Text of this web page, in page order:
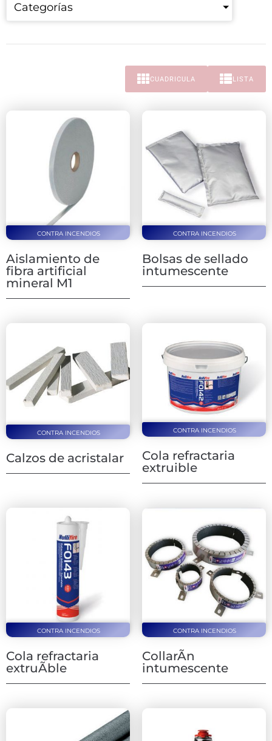
Categorías
CUADRICULA LISTA
CONTRA INCENDIOS
Aislamiento de
fibra artificial
mineral M1
CONTRA INCENDIOS
Bolsas de sellado
intumescente
CONTRA INCENDIOS
Calzos de acristalar
CONTRA INCENDIOS
Cola refractaria
extruible
CONTRA INCENDIOS
Cola refractaria
extruÃ­ble
CONTRA INCENDIOS
CollarÃ­n
intumescente